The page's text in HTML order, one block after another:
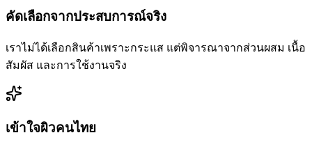
คัดเลือกจากประสบการณ์จริง
เราไม่ได้เลือกสินค้าเพราะกระแส แต่พิจารณาจากส่วนผสม เนื้อ
สัมผัส และการใช้งานจริง
เข้าใจผิวคนไทย